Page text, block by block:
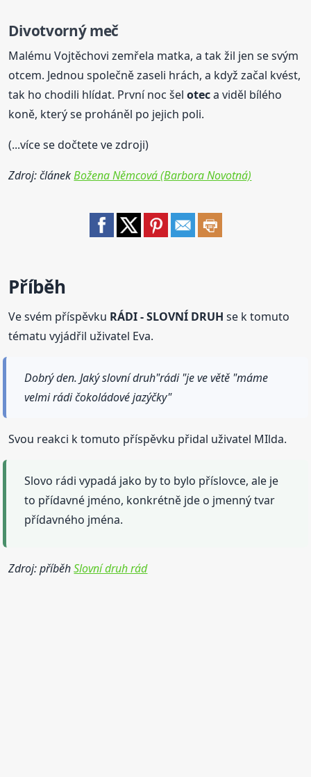
Divotvorný meč
Malému Vojtěchovi zemřela matka, a tak žil jen se svým
otcem. Jednou společně zaseli hrách, a když začal kvést,
tak ho chodili hlídat. První noc šeloteca viděl bílého
koně, který se proháněl po jejich poli.
(...více se dočtete ve zdroji)
Zdroj: článekBožena Němcová (Barbora Novotná)
Příběh
Ve svém příspěvku RÁDI - SLOVNÍ DRUH se k tomuto
tématu vyjádřil uživatel Eva.
Dobrý den. Jaký slovní druh"rádi "je ve větě "máme
velmi rádi čokoládové jazýčky"
Svou reakci k tomuto příspěvku přidal uživatel MIlda.
Slovo rádi vypadá jako by to bylo příslovce, ale je
to přídavné jméno, konkrétně jde o jmenný tvar
přídavného jména.
Zdroj: příběhSlovní druh rád